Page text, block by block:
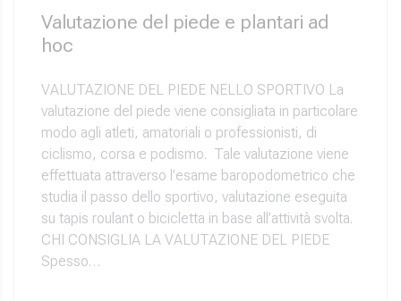
Valutazione del piede e plantari ad
hoc
VALUTAZIONE DEL PIEDE NELLO SPORTIVO La
valutazione del piede viene consigliata in particolare
modo agli atleti, amatoriali o professionisti, di
ciclismo, corsa e podismo. Tale valutazione viene
effettuata attraverso l’esame baropodometrico che
studia il passo dello sportivo, valutazione eseguita
su tapis roulant o bicicletta in base all’attività svolta.
CHI CONSIGLIA LA VALUTAZIONE DEL PIEDE
Spesso…